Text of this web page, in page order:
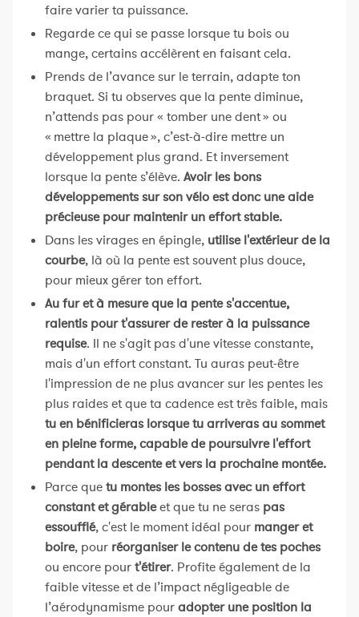
faire varier ta puissance.
Regarde ce qui se passe lorsque tu bois ou
mange, certains accélèrent en faisant cela.
Prends de l’avance sur le terrain, adapte ton
braquet. Si tu observes que la pente diminue,
n’attends pas pour « tomber une dent » ou
« mettre la plaque », c’est-à-dire mettre un
développement plus grand. Et inversement
lorsque la pente s’élève. Avoir les bons
développements sur son vélo est donc une aide
précieuse pour maintenir un effort stable.
Dans les virages en épingle, utilise l'extérieur de la
courbe, là où la pente est souvent plus douce,
pour mieux gérer ton effort.
Au fur et à mesure que la pente s'accentue,
ralentis pour t'assurer de rester à la puissance
requise. Il ne s'agit pas d'une vitesse constante,
mais d'un effort constant. Tu auras peut-être
l'impression de ne plus avancer sur les pentes les
plus raides et que ta cadence est très faible, mais
tu en bénificieras lorsque tu arriveras au sommet
en pleine forme, capable de poursuivre l'effort
pendant la descente et vers la prochaine montée.
Parce quetu montes les bosses avec un effort
constant et gérableet que tu ne seras pas
essoufflé, c'est le moment idéal pour manger et
boire, pour réorganiser le contenu de tes poches
ou encore pourt'étirer. Profite également de la
faible vitesse et de l’impact négligeable de
l’aérodynamisme pouradopter une position la